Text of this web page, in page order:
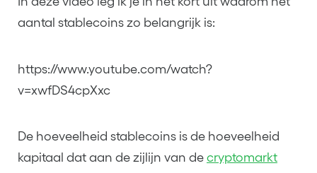
aantal stablecoins zo belangrijk is:
https://www.youtube.com/watch?
v=xwfDS4cpXxc
De hoeveelheid stablecoins is de hoeveelheid
kapitaal dat aan de zijlijn van de cryptomarkt